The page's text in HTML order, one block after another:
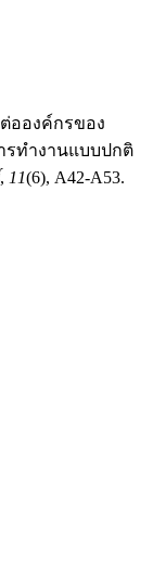
อองค์กรของ
รทำงานแบบปกติ
, 11(6), A42-A53.